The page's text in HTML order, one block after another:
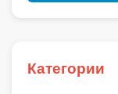
Категории